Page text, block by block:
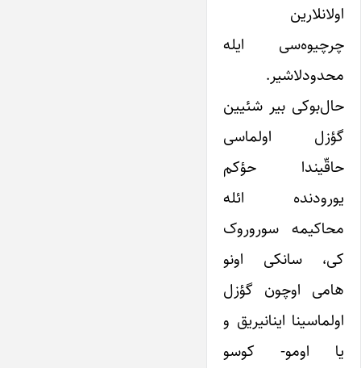
اولانلارین
چرچیوه‌سی ایله
محدودلاشیر.
حال‌بوکی بیر شئیین
گؤزل اولماسی
حاقّیندا حؤکم
یورودنده ائله
محاکیمه سوروروک
کی، سانکی اونو
هامی اوچون گؤزل
اولماسینا اینانیریق و
یا اومو- کوسو